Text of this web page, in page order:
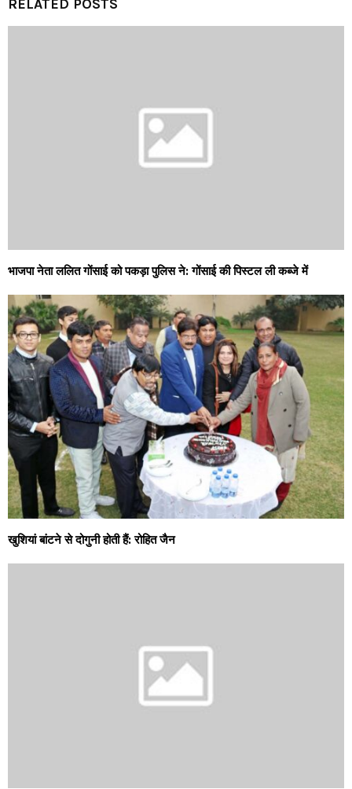
RELATED POSTS
भाजपा नेता ललित गोंसाई को पकड़ा पुलिस ने: गोंसाई की पिस्टल ली कब्जे में
खुशियां बांटने से दोगुनी होती हैं: रोहित जैन